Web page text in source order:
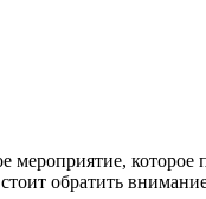
мероприятие, которое
обратить